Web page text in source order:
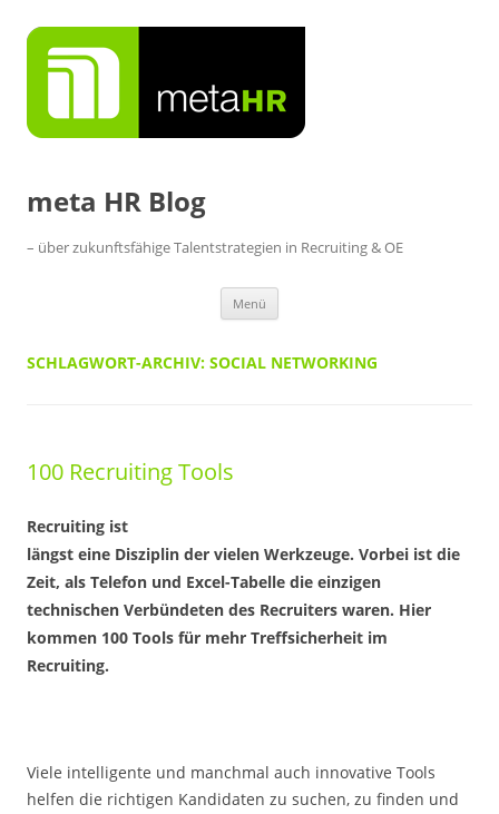
Inhalt
springen
meta HR Blog
– über zukunftsfähige Talentstrategien in Recruiting & OE
Menü
SCHLAGWORT-ARCHIV: SOCIAL NETWORKING
100 Recruiting Tools
Recruiting ist
längst eine Disziplin der vielen Werkzeuge. Vorbei ist die
Zeit, als Telefon und Excel-Tabelle die einzigen
technischen Verbündeten des Recruiters waren. Hier
kommen 100 Tools für mehr Treffsicherheit im
Recruiting.
Viele intelligente und manchmal auch innovative Tools
helfen die richtigen Kandidaten zu suchen, zu finden und